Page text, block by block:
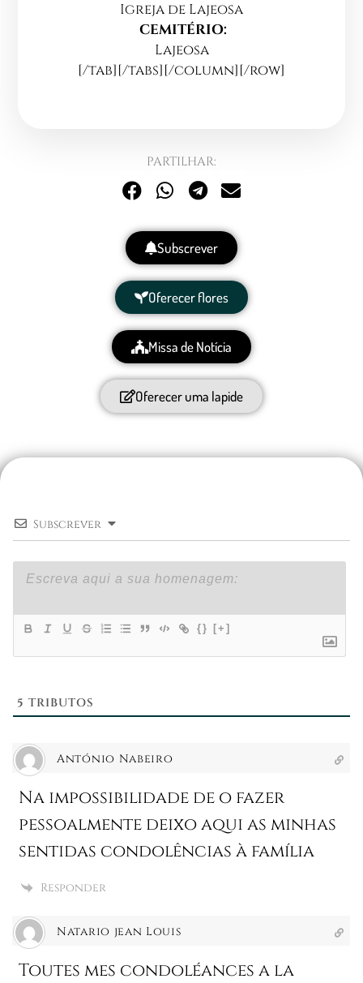
Igreja de Lajeosa
CEMITÉRIO:
Lajeosa
[/tab][/tabs][/column][/row]
PARTILHAR:
Subscrever
Oferecer flores
Missa de Notícia
Oferecer uma lapide
Subscrever
{} [+]
5 TRIBUTOS
António Nabeiro
Na impossibilidade de o fazer
pessoalmente deixo aqui as minhas
sentidas condolências à família
Responder
Natario jean Louis
Toutes mes condoléances a la